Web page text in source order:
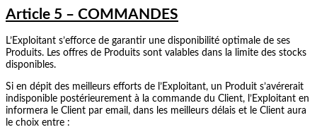
Article 5 – COMMANDES
L’Exploitant s’efforce de garantir une disponibilité optimale de ses
Produits. Les offres de Produits sont valables dans la limite des stocks
disponibles.
Si en dépit des meilleurs efforts de l’Exploitant, un Produit s’avérerait
indisponible postérieurement à la commande du Client, l’Exploitant en
informera le Client par email, dans les meilleurs délais et le Client aura
le choix entre :